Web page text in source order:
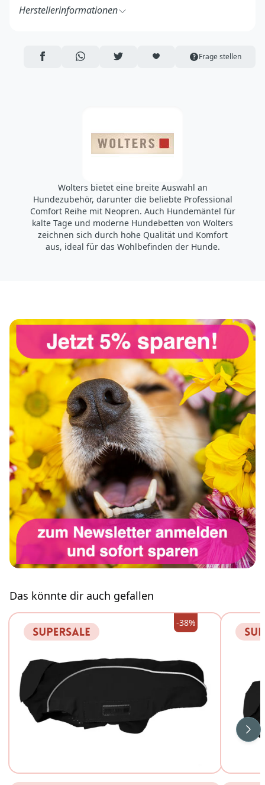
Herstellerinformationen
27283 Verden
Deutschland
AUF FACEBOOK TEILEN
ÜBER WHATSAPP TEILEN
AUF TWITTER TEILENARTIKEL AUF DIE MERKLISTE
Frage stellen
Wolters bietet eine breite Auswahl an
Hundezubehör, darunter die beliebte Professional
Comfort Reihe mit Neopren. Auch Hundemäntel für
kalte Tage und moderne Hundebetten von Wolters
zeichnen sich durch hohe Qualität und Komfort
aus, ideal für das Wohlbefinden der Hunde.
Das könnte dir auch gefallen
-38%